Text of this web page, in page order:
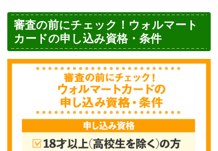
審査の前にチェック！ウォルマート
カードの申し込み資格・条件